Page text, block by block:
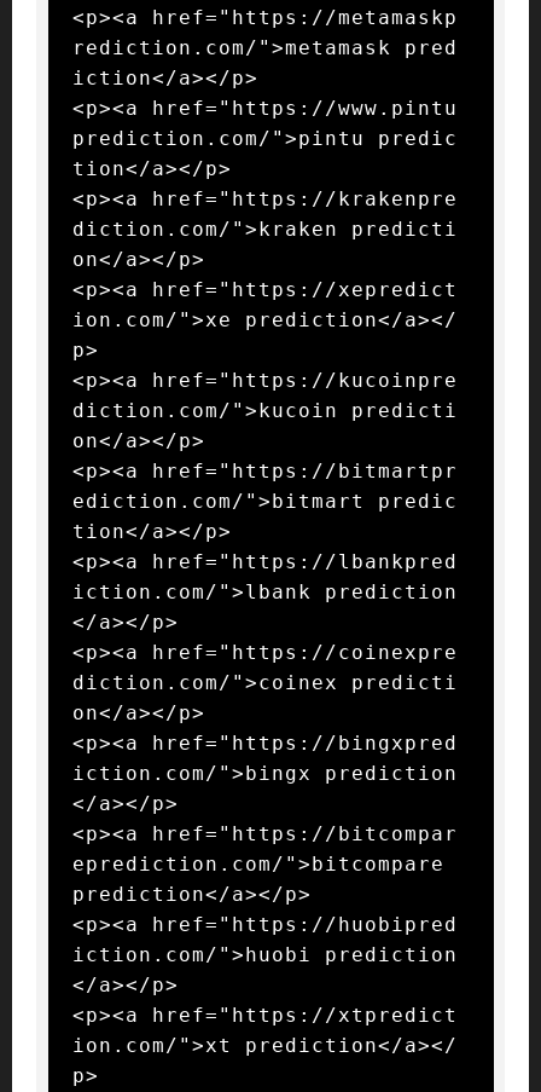
<p><a href="https://metamaskp
rediction.com/">metamask pred
iction</a></p>
<p><a href="https://www.pintu
prediction.com/">pintu predic
tion</a></p>
<p><a href="https://krakenpre
diction.com/">kraken predicti
on</a></p>
<p><a href="https://xepredict
ion.com/">xe prediction</a></
p>
<p><a href="https://kucoinpre
diction.com/">kucoin predicti
on</a></p>
<p><a href="https://bitmartpr
ediction.com/">bitmart predic
tion</a></p>
<p><a href="https://lbankpred
iction.com/">lbank prediction
</a></p>
<p><a href="https://coinexpre
diction.com/">coinex predicti
on</a></p>
<p><a href="https://bingxpred
iction.com/">bingx prediction
</a></p>
<p><a href="https://bitcompar
eprediction.com/">bitcompare
prediction</a></p>
<p><a href="https://huobipred
iction.com/">huobi prediction
</a></p>
<p><a href="https://xtpredict
ion.com/">xt prediction</a></
p>